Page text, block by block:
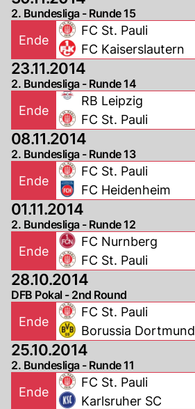
2. Bundesliga - Runde 15
Ende
FC St. Pauli
FC Kaiserslautern
23.11.2014
2. Bundesliga - Runde 14
Ende
RB Leipzig
FC St. Pauli
08.11.2014
2. Bundesliga - Runde 13
Ende
FC St. Pauli
FC Heidenheim
01.11.2014
2. Bundesliga - Runde 12
Ende
FC Nurnberg
FC St. Pauli
28.10.2014
DFB Pokal - 2nd Round
Ende
FC St. Pauli
Borussia Dortmund
25.10.2014
2. Bundesliga - Runde 11
Ende
FC St. Pauli
Karlsruher SC